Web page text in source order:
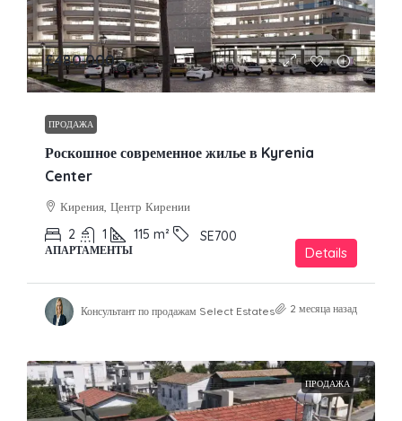
£480,000
ПРОДАЖА
Роскошное современное жилье в Kyrenia
Center
Кирения, Центр Кирении
2 1 115 m² SE700
АПАРТАМЕНТЫ Details
Консультант по продажам Select Estates 2 месяца назад
ПРОДАЖА